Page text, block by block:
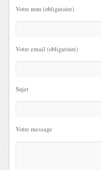
Votre nom (obligatoire)
Votre email (obligatoire)
Sujet
Votre message